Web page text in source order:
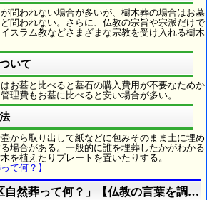
問われない場合が多いが、樹木葬の場合はお墓
問われない。さらに、仏教の宗旨や宗派だけで
スラム教などさまざまな宗教を受け入れる樹木
いて
お墓と比べると墓石の購入費用が不要なためか
理費もお墓に比べると安い場合が多い。
から取り出して紙などに包みそのまま土に埋め
場合がある。一般的に誰を埋葬したかがわかる
を植えたりプレートを置いたりする。
て何？】
自然葬って何？」【仏教の言葉を調べ